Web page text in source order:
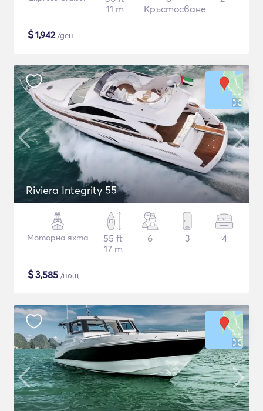
11 m
Кръстосване
$1,942/ден
Riviera Integrity 55
Моторна яхта
55 ft
17 m
6 3 4
$3,585 /нощ